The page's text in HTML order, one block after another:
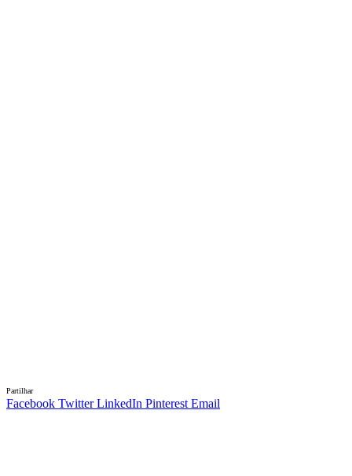
Partilhar
Facebook Twitter LinkedIn Pinterest Email